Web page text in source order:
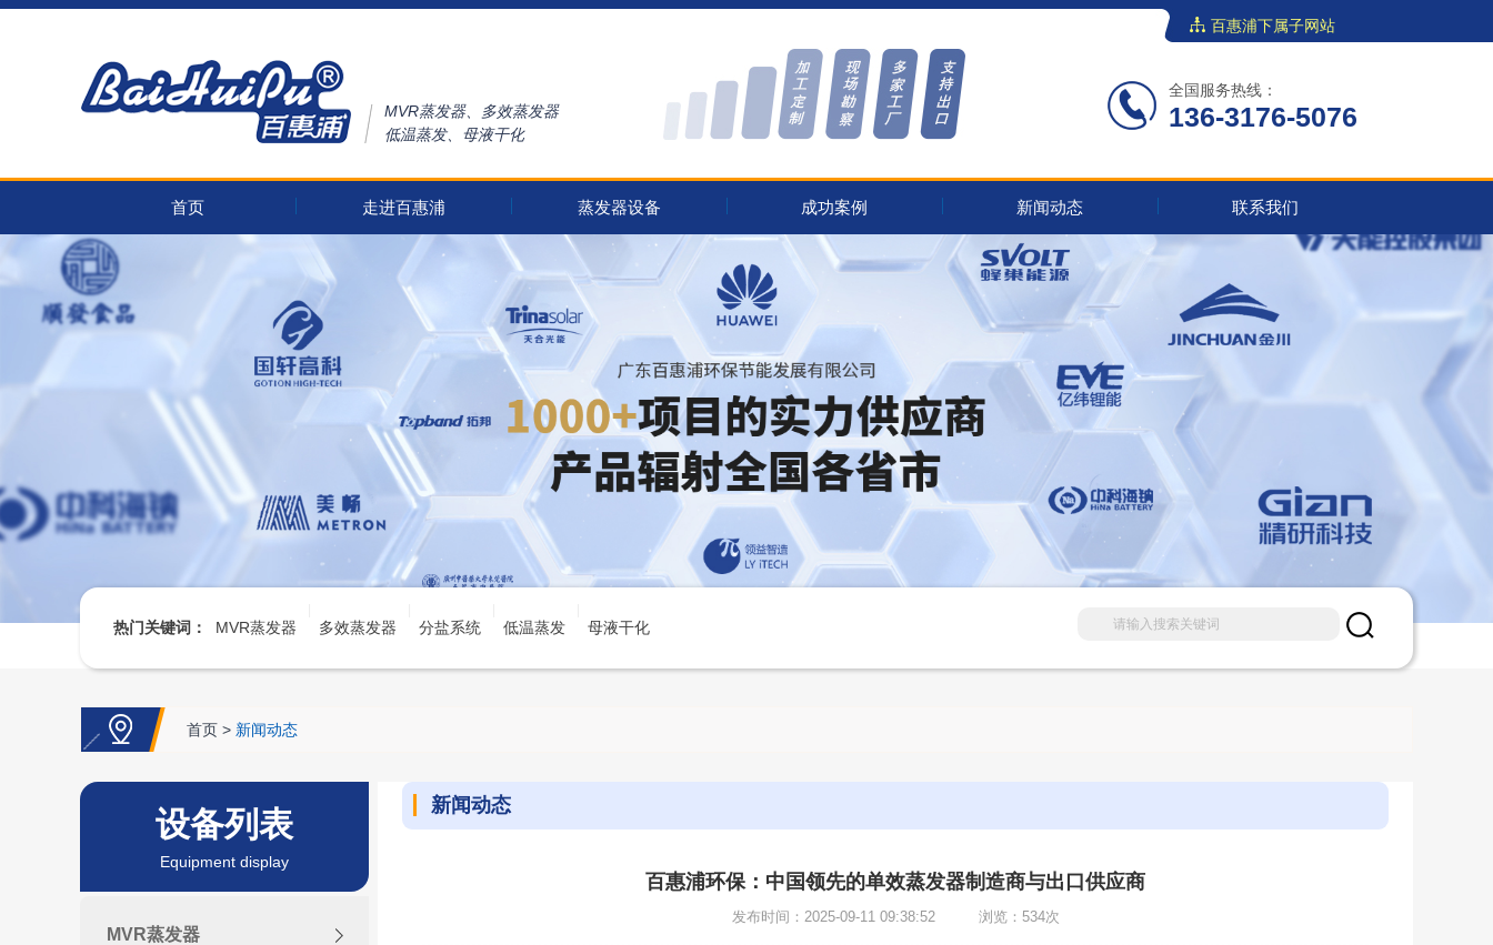
MVR蒸发器、多效蒸发器
低温蒸发、母液干化
全国服务热线：
136-3176-5076
百惠浦下属子网站
首页 走进百惠浦 蒸发器设备 成功案例 新闻动态 联系我们
热门关键词： MVR蒸发器 多效蒸发器 分盐系统 低温蒸发 母液干化
首页 > 新闻动态
设备列表
Equipment display
MVR蒸发器
新闻动态
百惠浦环保：中国领先的单效蒸发器制造商与出口供应商
发布时间：2025-09-11 09:38:52 浏览：534次